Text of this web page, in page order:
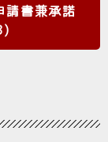
請書兼承諾